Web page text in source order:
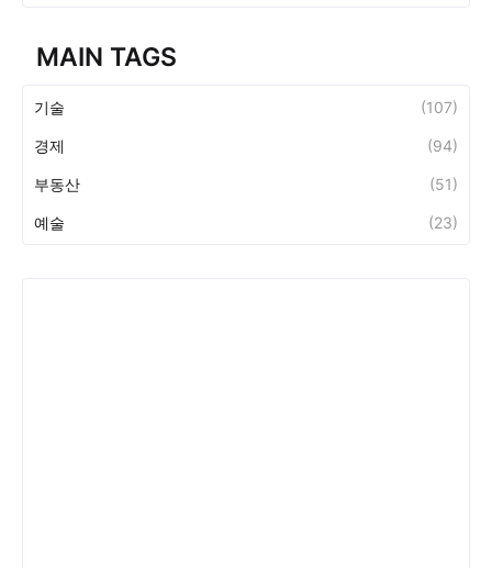
MAIN TAGS
기술 (107)
경제 (94)
부동산 (51)
예술 (23)